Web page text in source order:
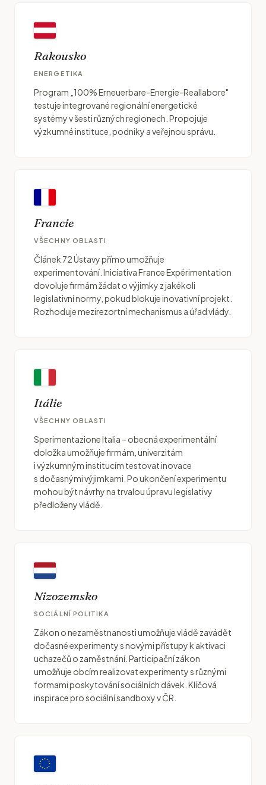
Rakousko
ENERGETIKA
Program „100% Erneuerbare-Energie-Reallabore"
testuje integrované regionální energetické
systémy v šesti různých regionech. Propojuje
výzkumné instituce, podniky a veřejnou správu.
Francie
VŠECHNY OBLASTI
Článek 72 Ústavy přímo umožňuje
experimentování. Iniciativa France Expérimentation
dovoluje firmám žádat o výjimky z jakékoli
legislativní normy, pokud blokuje inovativní projekt.
Rozhoduje mezirezortní mechanismus a úřad vlády.
Itálie
VŠECHNY OBLASTI
Sperimentazione Italia – obecná experimentální
doložka umožňuje firmám, univerzitám
i výzkumným institucím testovat inovace
s dočasnými výjimkami. Po ukončení experimentu
mohou být návrhy na trvalou úpravu legislativy
předloženy vládě.
Nizozemsko
SOCIÁLNÍ POLITIKA
Zákon o nezaměstnanosti umožňuje vládě zavádět
dočasné experimenty s novými přístupy k aktivaci
uchazečů o zaměstnání. Participační zákon
umožňuje obcím realizovat experimenty s různými
formami poskytování sociálních dávek. Klíčová
inspirace pro sociální sandboxy v ČR.